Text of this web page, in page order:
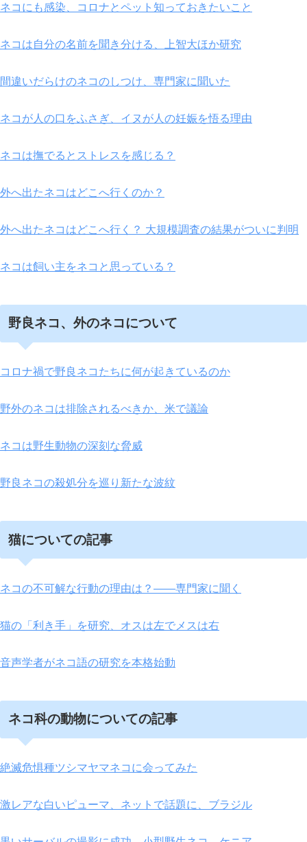
ネコにも感染、コロナとペット知っておきたいこと
ネコは自分の名前を聞き分ける、上智大ほか研究
間違いだらけのネコのしつけ、専門家に聞いた
ネコが人の口をふさぎ、イヌが人の妊娠を悟る理由
ネコは撫でるとストレスを感じる？
外へ出たネコはどこへ行くのか？
外へ出たネコはどこへ行く？ 大規模調査の結果がついに判明
ネコは飼い主をネコと思っている？
野良ネコ、外のネコについて
コロナ禍で野良ネコたちに何が起きているのか
野外のネコは排除されるべきか、米で議論
ネコは野生動物の深刻な脅威
野良ネコの殺処分を巡り新たな波紋
猫についての記事
ネコの不可解な行動の理由は？――専門家に聞く
猫の「利き手」を研究、オスは左でメスは右
音声学者がネコ語の研究を本格始動
ネコ科の動物についての記事
絶滅危惧種ツシマヤマネコに会ってみた
激レアな白いピューマ、ネットで話題に、ブラジル